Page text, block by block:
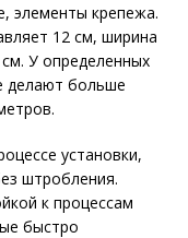
элементы крепежа.
12 см, ширина
У определенных
делают больше
установки,
штробления.
к процессам
быстро